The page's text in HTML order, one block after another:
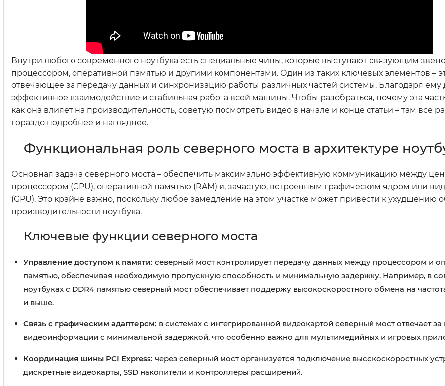
Внутри любого современного ноутбука есть специальные чипы, которые выступают связующим
процессором, оперативной памятью и другими компонентами. Один из таких ключевых элементов –
отвечающее за передачу данных и синхронизацию работы различных частей системы. Благодаря ему
эффективное взаимодействие и стабильная работа всей машины. Чтобы разобраться, почему эта
как она влияет на производительность, советую посмотреть видео в начале и конце статьи – там все
гораздо подробнее и нагляднее.
Функциональная роль северного моста в архитектуре
Основная задача северного моста – обеспечить максимально эффективную коммуникацию между
процессором (CPU), оперативной памятью (RAM) и, зачастую, встроенным графическим ядром или
(GPU). Это крайне важно, поскольку любое замедление на этом участке может привести к ухудшению
производительности ноутбука.
Ключевые функции северного моста
Управление доступом к памяти: северный мост контролирует передачу данных между процессором и
памятью, обеспечивая необходимую пропускную способность и минимальную задержку. Например, в
ноутбуках с DDR4 памятью северный мост обеспечивает поддержу высокоскоростного обмена на
и выше.
Связь с графическим адаптером: в системах с интегрированной видеокартой северный мост отвечает за
видеоинформации с минимальной задержкой, что особенно важно для мультимедийных и игровых
Координация шины PCI Express: через северный мост организуется подключение высокоскоростных
дискретные видеокарты, SSD накопители и контроллеры расширений.